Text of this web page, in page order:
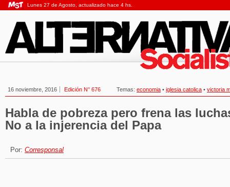
Lunes 27 de Agosto, actualizado hace 4 hs.
16 noviembre, 2016 Edición N° 676 Temas: economia • iglesia catolica • victoria
Habla de pobreza pero frena las
No a la injerencia del Papa
Por: Corresponsal